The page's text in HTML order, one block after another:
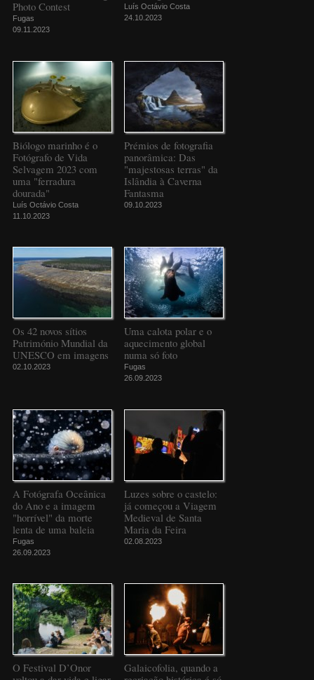
Photo Contest
Fugas
09.11.2023
Luís Octávio Costa
24.10.2023
Biólogo marinho é o
Fotógrafo de Vida
Selvagem 2023 com
uma "ferradura
dourada"
Luís Octávio Costa
11.10.2023
Prémios de fotografia
panorâmica: Das
"majestosas terras" da
Islândia à Caverna
Fantasma
09.10.2023
Os 42 novos sítios
Património Mundial da
UNESCO em imagens
02.10.2023
Uma calota polar e o
aquecimento global
numa só foto
Fugas
26.09.2023
A Fotógrafa Oceânica
do Ano e a imagem
"horrível" da morte
lenta de uma baleia
Fugas
26.09.2023
Luzes sobre o castelo:
já começou a Viagem
Medieval de Santa
Maria da Feira
02.08.2023
O Festival D’Onor
Galaicofolia, quando a